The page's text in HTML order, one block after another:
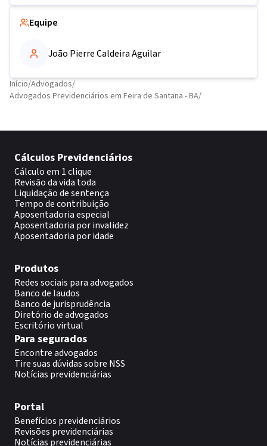
Equipe
João Pierre Caldeira Aguilar
Início/Advogados/
Advogados Previdenciários em Feira de Santana - BA/
Cálculos Previdenciários
Cálculo em 1 clique
Revisão da vida toda
Liquidação de sentença
Tempo de contribuição
Aposentadoria especial
Aposentadoria por invalidez
Aposentadoria por idade
Produtos
Redes sociais para advogados
Banco de laudos
Banco de jurisprudência
Diretório de advogados
Escritório virtual
Para segurados
Encontre advogados
Tire suas dúvidas sobre NSS
Notícias previdenciárias
Portal
Benefícios previdenciários
Revisões previdenciárias
Notícias previdenciárias